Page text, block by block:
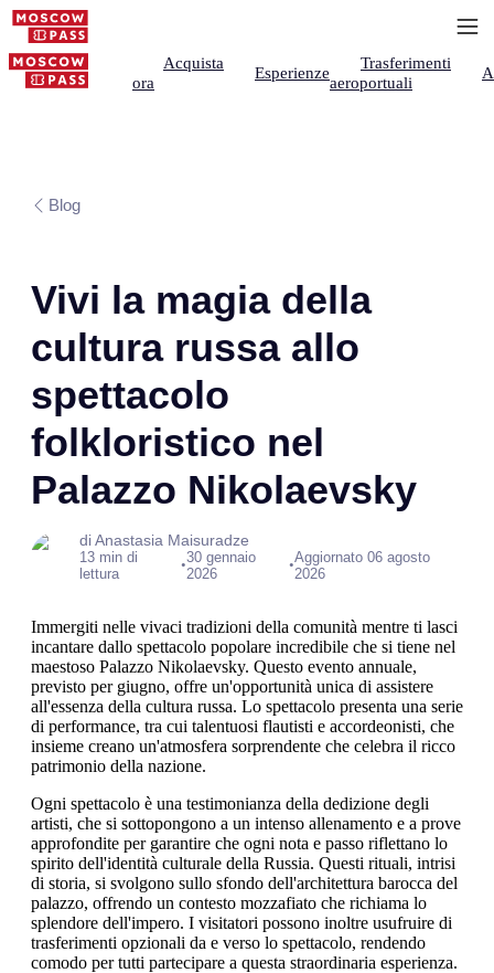
Acquista
ora
Esperienze
Trasferimenti
aeroportuali
Blog
Vivi la magia della
cultura russa allo
spettacolo
folkloristico nel
Palazzo Nikolaevsky
di Anastasia Maisuradze
13 min di
lettura
•30 gennaio
2026
•Aggiornato 06 agosto
2026
Immergiti nelle vivaci tradizioni della comunità mentre ti lasci
incantare dallo spettacolo popolare incredibile che si tiene nel
maestoso Palazzo Nikolaevsky. Questo evento annuale,
previsto per giugno, offre un'opportunità unica di assistere
all'essenza della cultura russa. Lo spettacolo presenta una serie
di performance, tra cui talentuosi flautisti e accordeonisti, che
insieme creano un'atmosfera sorprendente che celebra il ricco
patrimonio della nazione.
Ogni spettacolo è una testimonianza della dedizione degli
artisti, che si sottopongono a un intenso allenamento e a prove
approfondite per garantire che ogni nota e passo riflettano lo
spirito dell'identità culturale della Russia. Questi rituali, intrisi
di storia, si svolgono sullo sfondo dell'architettura barocca del
palazzo, offrendo un contesto mozzafiato che richiama lo
splendore dell'impero. I visitatori possono inoltre usufruire di
trasferimenti opzionali da e verso lo spettacolo, rendendo
comodo per tutti partecipare a questa straordinaria esperienza.